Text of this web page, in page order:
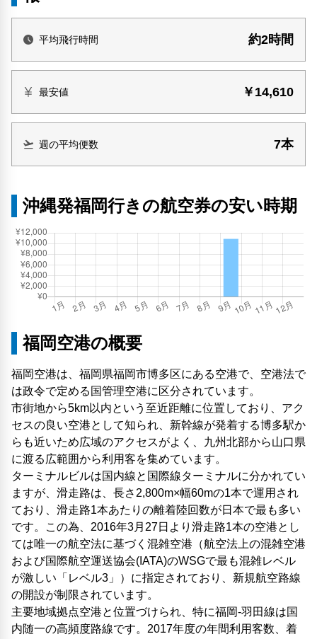
平均飛行時間 約2時間
最安値 ￥14,610
週の平均便数 7本
沖縄発福岡行きの航空券の安い時期
福岡空港の概要
福岡空港は、福岡県福岡市博多区にある空港で、空港法で
は政令で定める国管理空港に区分されています。
市街地から5km以内という至近距離に位置しており、アク
セスの良い空港として知られ、新幹線が発着する博多駅か
らも近いため広域のアクセスがよく、九州北部から山口県
に渡る広範囲から利用客を集めています。
ターミナルビルは国内線と国際線ターミナルに分かれてい
ますが、滑走路は、長さ2,800m×幅60mの1本で運用され
ており、滑走路1本あたりの離着陸回数が日本で最も多い
です。この為、2016年3月27日より滑走路1本の空港とし
ては唯一の航空法に基づく混雑空港（航空法上の混雑空港
および国際航空運送協会(IATA)のWSGで最も混雑レベル
が激しい「レベル3」）に指定されており、新規航空路線
の開設が制限されています。
主要地域拠点空港と位置づけられ、特に福岡-羽田線は国
内随一の高頻度路線です。2017年度の年間利用客数、着